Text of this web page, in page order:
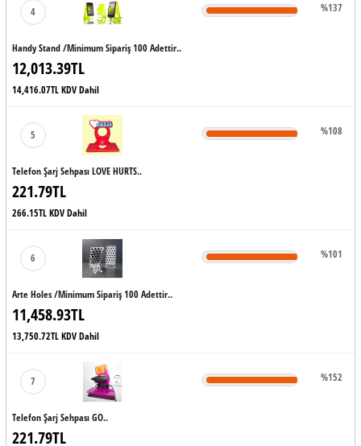
4
Handy Stand /minimum Sipariş 100 Adettir..
12,013.39TL
14,416.07TL KDV Dahil
%137
5
Telefon Şarj Sehpası LOVE HURTS..
221.79TL
266.15TL KDV Dahil
%108
6
Arte Holes /minimum Sipariş 100 Adettir..
11,458.93TL
13,750.72TL KDV Dahil
%101
7
Telefon Şarj Sehpası GO..
221.79TL
%152